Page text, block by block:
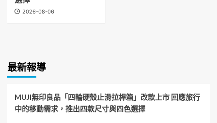
2026-08-06
最新報導
MUJI無印良品「四輪硬殼止滑拉桿箱」改款上市 回應旅行
中的移動需求，推出四款尺寸與四色選擇